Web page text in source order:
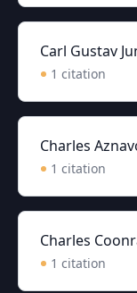
Carl Gustav
1 citation
Charles
1 citation
Charles
1 citation